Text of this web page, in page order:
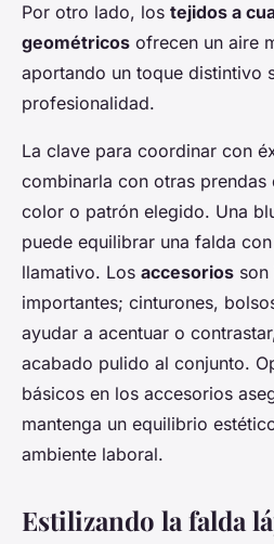
Por otro lado, los tejidos a
geométricos ofrecen un aire
aportando un toque distintivo
profesionalidad.
La clave para coordinar con
combinarla con otras prendas
color o patrón elegido. Una
puede equilibrar una falda
llamativo. Los accesorios son
importantes; cinturones,
ayudar a acentuar o
acabado pulido al conjunto.
básicos en los accesorios
mantenga un equilibrio
ambiente laboral.
Estilizando la falda